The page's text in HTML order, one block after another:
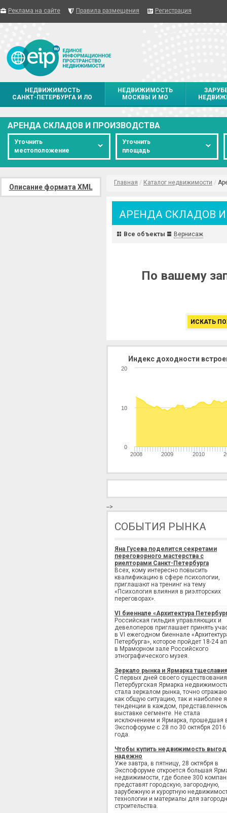
Реклама на сайте Правила размещения Регистрация
НЕДВИЖИМОСТЬ
САНКТ-ПЕТЕРБУРГА И ЛО
НЕДВИЖИМОСТЬ
МОСКВЫ И МО
АРЕНДА СКЛАДОВ И ПРОИЗВОДСТВА
Уточнить
местоположение
Уточнить
площадь
Описание формата XML
Главная / Каталог недвижимости /
АРЕНДА СКЛАДОВ
Все объекты Вернисаж
По вашему
ИСКАТЬ
Индекс доходности
2008 2009 2010
0
10
20
-->
СОБЫТИЯ РЫНКА
Яна Гусева поделится секретами
переговорного мастерства с
риелторами Санкт-Петербурга
Всех, кому интересно повысить
квалификацию в сфере психологии,
приглашают на тренинг на тему
«Психология влияния в риэлторских
переговорах».
VI биеннале «Архитектура
Российская гильдия управляющих и
девелоперов приглашает принять
в VI ежегодном биеннале
Петербурга», которое пройдет 18-24
в Мраморном зале Российского
этнографического музея.
Зеркало рынка и Ярмарка тщеславия
С первых дней своего существования
Петербургская Ярмарка
стала зеркалом рынка, точно
как общую ситуацию, так и наиболее
тенденции в каждом,
выставке сегменте. Не стала
исключением и Ярмарка, прошедшая
Экспофоруме с 28 по 30 октября 2016
года.
Чтобы купить недвижимость
надежно
Уже завтра, в пятницу, 28 октября в
Экспофоруме откроется большая
недвижимости, где более 300
представят городскую, загородную,
зарубежную и курортную
технологии и материалы для
строительства.